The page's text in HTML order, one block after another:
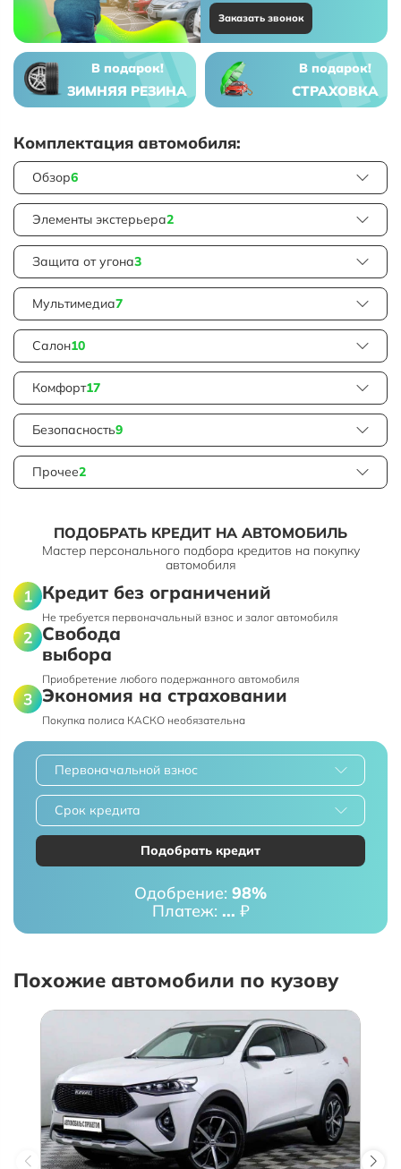
Заказать звонок
В подарок!
ЗИМНЯЯ РЕЗИНА
В подарок!
СТРАХОВКА
Комплектация автомобиля:
Обзор6
Элементы экстерьера2
Защита от угона3
Мультимедиа7
Салон10
Комфорт17
Безопасность9
Прочее2
ПОДОБРАТЬ КРЕДИТ НА АВТОМОБИЛЬ
Мастер персонального подбора кредитов на покупку
автомобиля
Кредит без ограничений
Не требуется первоначальный взнос и залог автомобиля
Свобода
выбора
Приобретение любого подержанного автомобиля
Экономия на страховании
Покупка полиса КАСКО необязательна
Первоначальной взнос
Срок кредита
Подобрать кредит
Одобрение: 98%
Платеж: ... ₽
Похожие автомобили по кузову